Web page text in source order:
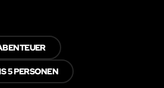
5 PERSONEN